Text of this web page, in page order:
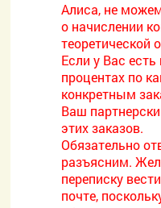
Алиса, не
о начислении
теоретической
Если у Вас
процентах по
конкретным
Ваш
этих заказов.
Обязательно
разъясним.
переписку
почте,